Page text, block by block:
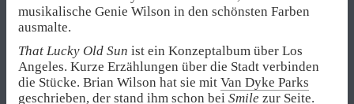
musikalische Genie Wilson in den schönsten Farben
ausmalte.
That Lucky Old Sun ist ein Konzeptalbum über Los
Angeles. Kurze Erzählungen über die Stadt verbinden
die Stücke. Brian Wilson hat sie mit Van Dyke Parks
geschrieben, der stand ihm schon bei Smile zur Seite.